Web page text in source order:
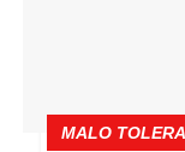
MALO